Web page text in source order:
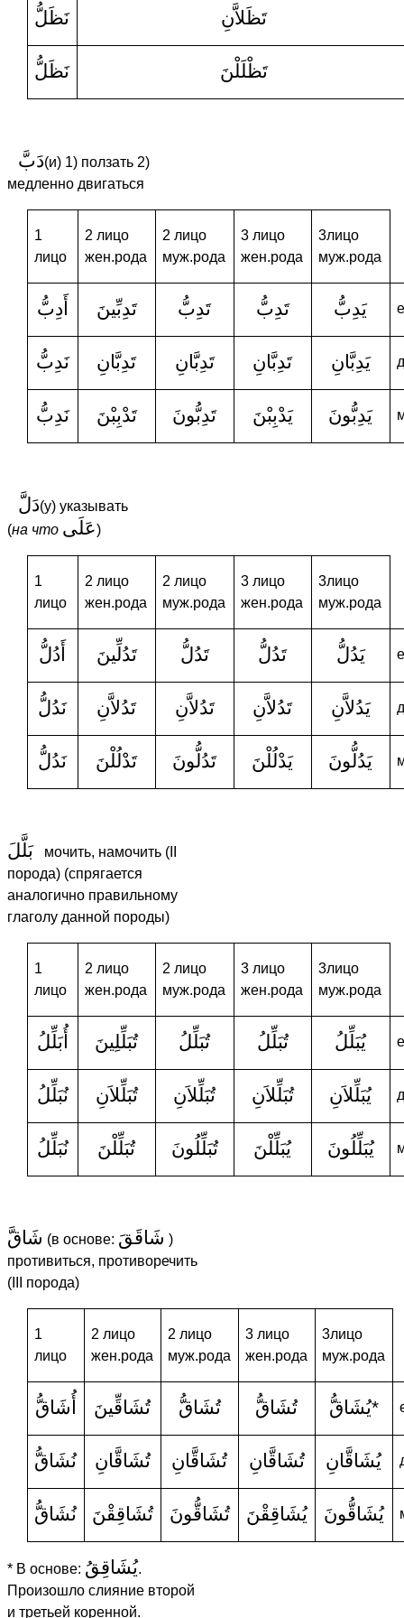
نَظَلُّ تَظَلاَّنِ
نَظَلُّ تَظْلَلْنَ
دَبَّ(и) 1) ползать 2)
медленно двигаться
1
лицо
2 лицо
жен.рода
2 лицо
муж.рода
3 лицо
жен.рода
3лицо
муж.рода
أَدِبُّ تَدِبِّينَ تَدِبُّ تَدِبُّ يَدِبُّ
نَدِبُّ تَدِبَّانِ تَدِبَّانِ تَدِبَّانِ يَدِبَّانِ
نَدِبُّ تَدْبِبْنَ تَدِبُّونَ يَدْبِبْنَ يَدِبُّونَ
دَلَّ(у) указывать
(на что عَلَى)
1
лицо
2 лицо
жен.рода
2 лицо
муж.рода
3 лицо
жен.рода
3лицо
муж.рода
أَدُلُّ تَدُلِّينَ تَدُلُّ تَدُلُّ يَدُلُّ
نَدُلُّ تَدُلاَّنِ تَدُلاَّنِ تَدُلاَّنِ يَدُلاَّنِ
نَدُلُّ تَدْلُلْنَ تَدُلُّونَ يَدْلُلْنَ يَدُلُّونَ
بَلَّلَ мочить, намочить (II
порода) (спрягается
аналогично правильному
глаголу данной породы)
1
лицо
2 лицо
жен.рода
2 лицо
муж.рода
3 лицо
жен.рода
3лицо
муж.рода
أُبَلِّلُ تُبَلِّلِينَ تُبَلِّلُ تُبَلِّلُ يُبَلِّلُ
نُبَلِّلُ تُبَلِّلاَنِ تُبَلِّلاَنِ تُبَلِّلاَنِ يُبَلِّلاَنِ
نُبَلِّلُ تُبَلِّلْنَ تُبَلِّلُونَ يُبَلِّلْنَ يُبَلِّلُونَ
شَاقَّ (в основе: شَاقَقَ )
противиться, противоречить
(III порода)
1
лицо
2 лицо
жен.рода
2 лицо
муж.рода
3 лицо
жен.рода
3лицо
муж.рода
أُشَاقُّ تُشَاقِّينَ تُشَاقُّ تُشَاقُّ يُشَاقُّ*
نُشَاقُّ تُشَاقَّانِ تُشَاقَّانِ تُشَاقَّانِ يُشَاقَّانِ
نُشَاقُّ تُشَاقِقْنَ تُشَاقُّونَ يُشَاقِقْنَ يُشَاقُّونَ
* В основе: يُشَاقِقُ.
Произошло слияние второй
и третьей коренной.